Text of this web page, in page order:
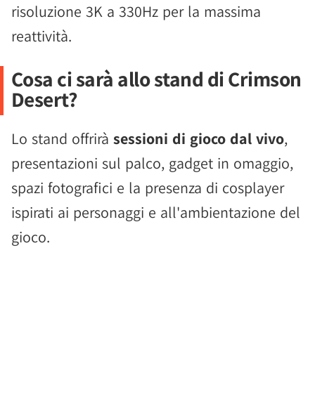
risoluzione 3K a 330Hz per la massima
reattività.
Cosa ci sarà allo stand di Crimson
Desert?
Lo stand offrirà sessioni di gioco dal vivo,
presentazioni sul palco, gadget in omaggio,
spazi fotografici e la presenza di cosplayer
ispirati ai personaggi e all'ambientazione del
gioco.